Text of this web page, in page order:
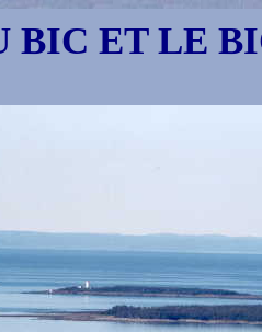
BIC ET LE